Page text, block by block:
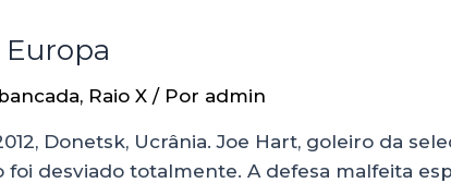
, Raio X / Por admin
Donetsk, Ucrânia. Joe Hart, goleiro da
foi desviado totalmente. A defesa malfeita